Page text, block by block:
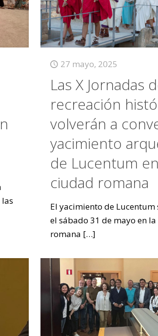
27 mayo, 2025
Las X Jornadas
recreación
volverán a
yacimiento
de Lucentum
ciudad romana
El yacimiento de Lucentum
el sábado 31 de mayo en
romana […]